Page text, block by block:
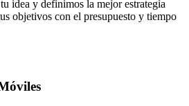
idea y definimos la mejor estrategia
objetivos con el presupuesto y tiempo